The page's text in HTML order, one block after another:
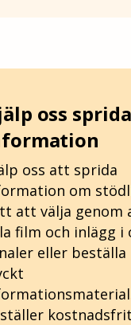
oss sprida
oss att sprida
om
att välja genom
film och inlägg i
eller beställa